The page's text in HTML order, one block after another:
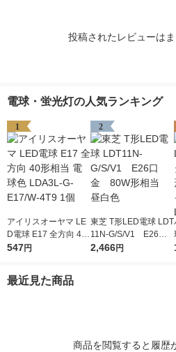
投稿されたレビューはま
電球・蛍光灯の人気ランキング
1
アイリスオーヤマ LE
D電球 E17 全方向 40
形相当 電球色 LDA3L-
547円
2
東芝 T形LED電球 LDT
11N-G/S/V1 E26口
金 80W形相当 昼
2,466円
最近見た商品
商品を閲覧すると履歴